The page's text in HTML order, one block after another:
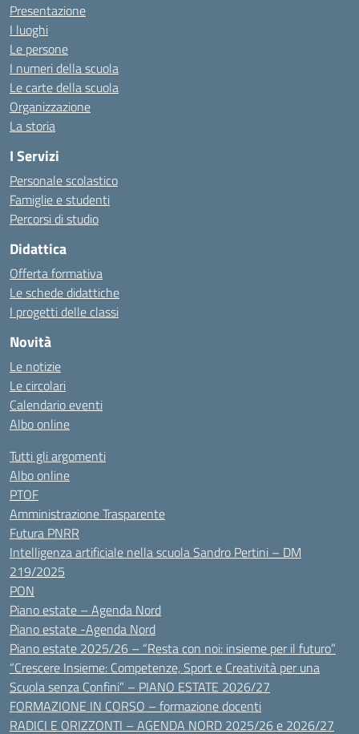
Presentazione
I luoghi
Le persone
I numeri della scuola
Le carte della scuola
Organizzazione
La storia
I Servizi
Personale scolastico
Famiglie e studenti
Percorsi di studio
Didattica
Offerta formativa
Le schede didattiche
I progetti delle classi
Novità
Le notizie
Le circolari
Calendario eventi
Albo online
Tutti gli argomenti
Albo online
PTOF
Amministrazione Trasparente
Futura PNRR
Intelligenza artificiale nella scuola Sandro Pertini – DM
219/2025
PON
Piano estate – Agenda Nord
Piano estate -Agenda Nord
Piano estate 2025/26 – “Resta con noi: insieme per il futuro”
“Crescere Insieme: Competenze, Sport e Creatività per una
Scuola senza Confini” – PIANO ESTATE 2026/27
FORMAZIONE IN CORSO – formazione docenti
RADICI E ORIZZONTI – AGENDA NORD 2025/26 e 2026/27